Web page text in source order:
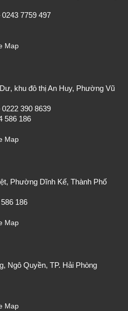
7759 497
Map
khu đô thị An Huy, Phường Vũ
390 8639
586 186
Map
Phường Dĩnh Kế, Thành Phố
186
Map
Ngô Quyền, TP. Hải Phòng
Map